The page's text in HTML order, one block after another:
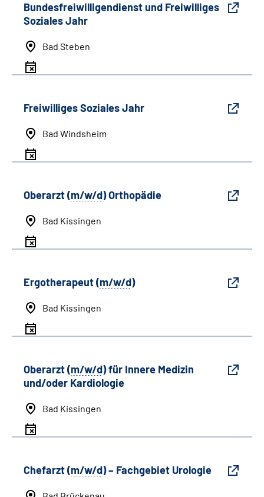
Bundesfreiwilligendienst und Freiwilliges
Soziales Jahr
Bad Steben
Freiwilliges Soziales Jahr
Bad Windsheim
Oberarzt (m/w/d) Orthopädie
Bad Kissingen
Ergotherapeut (m/w/d)
Bad Kissingen
Oberarzt (m/w/d) für Innere Medizin
und/oder Kardiologie
Bad Kissingen
Chefarzt (m/w/d) – Fachgebiet Urologie